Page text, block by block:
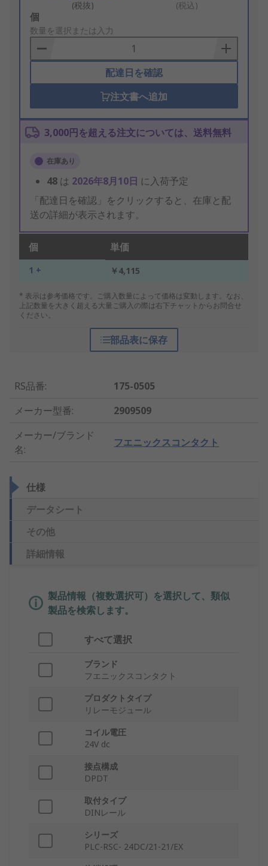
(税抜) (税込)
Add
to
Basket
個
数量を選択または入力
配達日を確認
注文書へ追加
3,000円を超える注文については、送料無料
在庫あり
48 は 2026年8月10日 に入荷予定
「配達日を確認」をクリックすると、在庫と配
送の詳細が表示されます。
個 単価
1 + ￥4,115
* 表示は参考価格です。ご購入数量によって価格は変動します。なお、
上記数量を大きく超える大量ご購入の際は右下チャットからお問合せ
ください。
部品表に保存
RS品番:
175-0505
メーカー型番:
2909509
メーカー/ブランド
名:
フエニックスコンタクト
仕様
データシート
その他
詳細情報
製品情報（複数選択可）を選択して、類似
製品を検索します。
すべて選択
ブランド
フエニックスコンタクト
プロダクトタイプ
リレーモジュール
コイル電圧
24V dc
接点構成
DPDT
取付タイプ
DINレール
シリーズ
PLC-RSC- 24DC/21-21/EX